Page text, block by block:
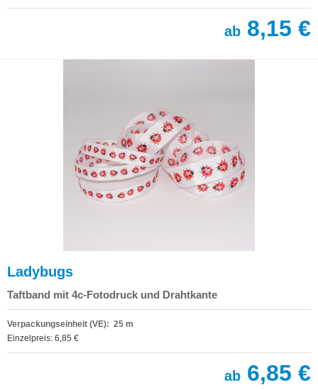
ab 8,15 €
Ladybugs
Taftband mit 4c-Fotodruck und Drahtkante
Verpackungseinheit (VE): 25 m
Einzelpreis: 6,85 €
ab 6,85 €